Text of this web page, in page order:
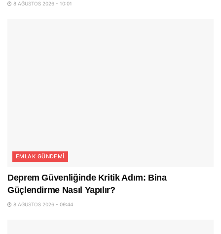
8 AĞUSTOS 2026 - 10:01
EMLAK GÜNDEMI
Deprem Güvenliğinde Kritik Adım: Bina
Güçlendirme Nasıl Yapılır?
8 AĞUSTOS 2026 - 09:44